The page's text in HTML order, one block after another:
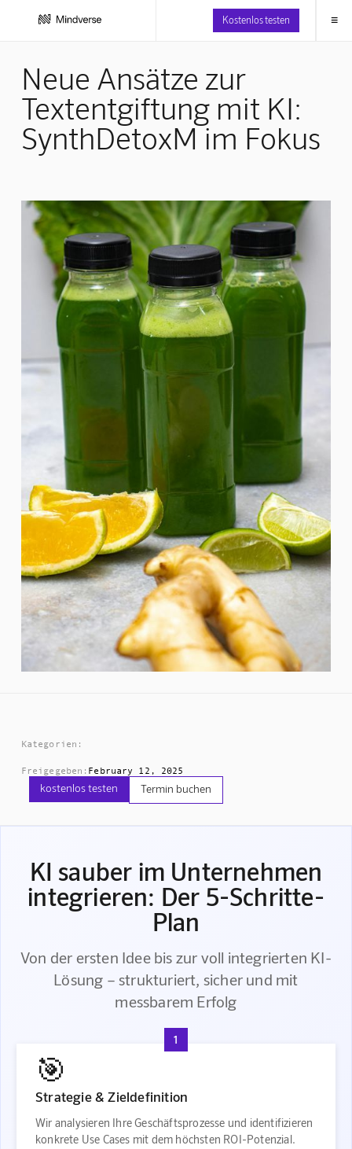
Kostenlos testen ≡
Neue Ansätze zur
Textentgiftung mit KI:
SynthDetoxM im Fokus
Kategorien:
Freigegeben: February 12, 2025
kostenlos testen Termin buchen
KI sauber im Unternehmen
integrieren: Der 5-Schritte-
Plan
Von der ersten Idee bis zur voll integrierten KI-
Lösung – strukturiert, sicher und mit
messbarem Erfolg
1
🎯
Strategie & Zieldefinition
Wir analysieren Ihre Geschäftsprozesse und identifizieren
konkrete Use Cases mit dem höchsten ROI-Potenzial.